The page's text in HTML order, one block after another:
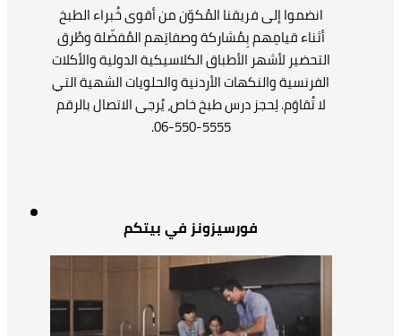
انضموا إلى فريقنا المُكوّن من أقوى خُبراء الطبخ
أثناء قيامِهم بِمُشاركة وصفاتِهم المُفضّلة وطُرق
التحضير لأشهر الأطباق الكلاسيكية الدولية والأكلات
الفرنسية والنكهات الأردنية والحلويات الشهية التي
لا تُقاوَم. لِحجز درس طبخ خاص، يُرجى الاتصال بالرقم
5555-550-06.
فورسيزونز في بيتكم